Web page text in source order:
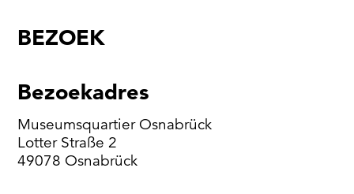
BEZOEK
Bezoekadres
Museumsquartier Osnabrück
Lotter Straße 2
49078 Osnabrück